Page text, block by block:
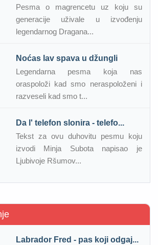
Pesma o magrencetu uz koju su
generacije uživale u izvođenju
legendarnog Dragana...
Noćas lav spava u džungli
Legendarna pesma koja nas
oraspoloži kad smo neraspoloženi i
razveseli kad smo t...
Da l' telefon slonira - telefo...
Tekst za ovu duhovitu pesmu koju
izvodi Minja Subota napisao je
Ljubivoje Ršumov...
Labrador Fred - pas koji odgaj...